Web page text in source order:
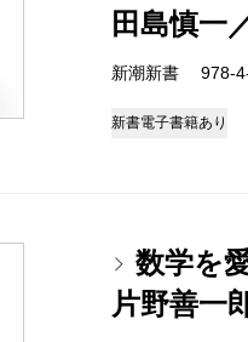
田島慎一
新潮新書 978-
新書電子書籍あり
数学を
片野善一